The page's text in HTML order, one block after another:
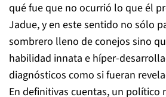
qué fue que no ocurrió lo que él
Jadue, y en este sentido no sólo
sombrero lleno de conejos sino
habilidad innata e híper-
diagnósticos como si fueran
En definitivas cuentas, un político